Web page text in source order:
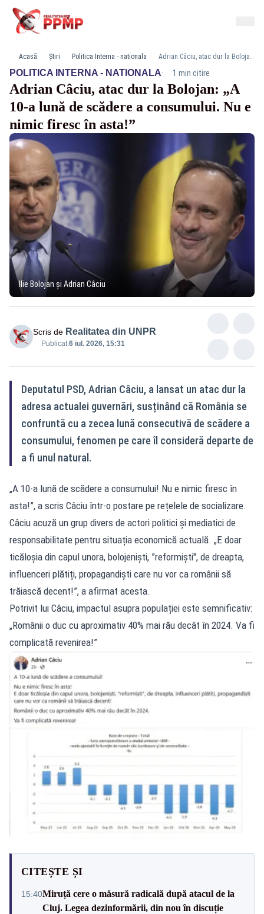
Acasă Știri Politica Interna - nationala Adrian Câciu, atac dur la Bolojan: „A 10-a lună de scădere a consumului. Nu e nimic firesc în asta!”
POLITICA INTERNA - NATIONALA· 1 min citire
Adrian Câciu, atac dur la Bolojan: „A
10-a lună de scădere a consumului. Nu e
nimic firesc în asta!”
Ilie Bolojan și Adrian Câciu
Scris de Realitatea din UNPR
Publicat:6 iul. 2026, 15:31
Deputatul PSD, Adrian Câciu, a lansat un atac dur la
adresa actualei guvernări, susținând că România se
confruntă cu a zecea lună consecutivă de scădere a
consumului, fenomen pe care îl consideră departe de
a fi unul natural.
„A 10-a lună de scădere a consumului! Nu e nimic firesc în
asta!”, a scris Câciu într-o postare pe rețelele de socializare.
Câciu acuză un grup divers de actori politici și mediatici de
responsabilitate pentru situația economică actuală. „E doar
ticăloșia din capul unora, bolojeniști, ”reformiști", de dreapta,
influenceri plătiți, propagandiști care nu vor ca românii să
trăiască decent!”, a afirmat acesta.
Potrivit lui Câciu, impactul asupra populației este semnificativ:
„Românii o duc cu aproximativ 40% mai rău decât în 2024. Va fi
complicată revenirea!”
CITEȘTE ȘI
15:40Miruță cere o măsură radicală după atacul de la
Cluj. Legea dezinformării, din nou în discuție